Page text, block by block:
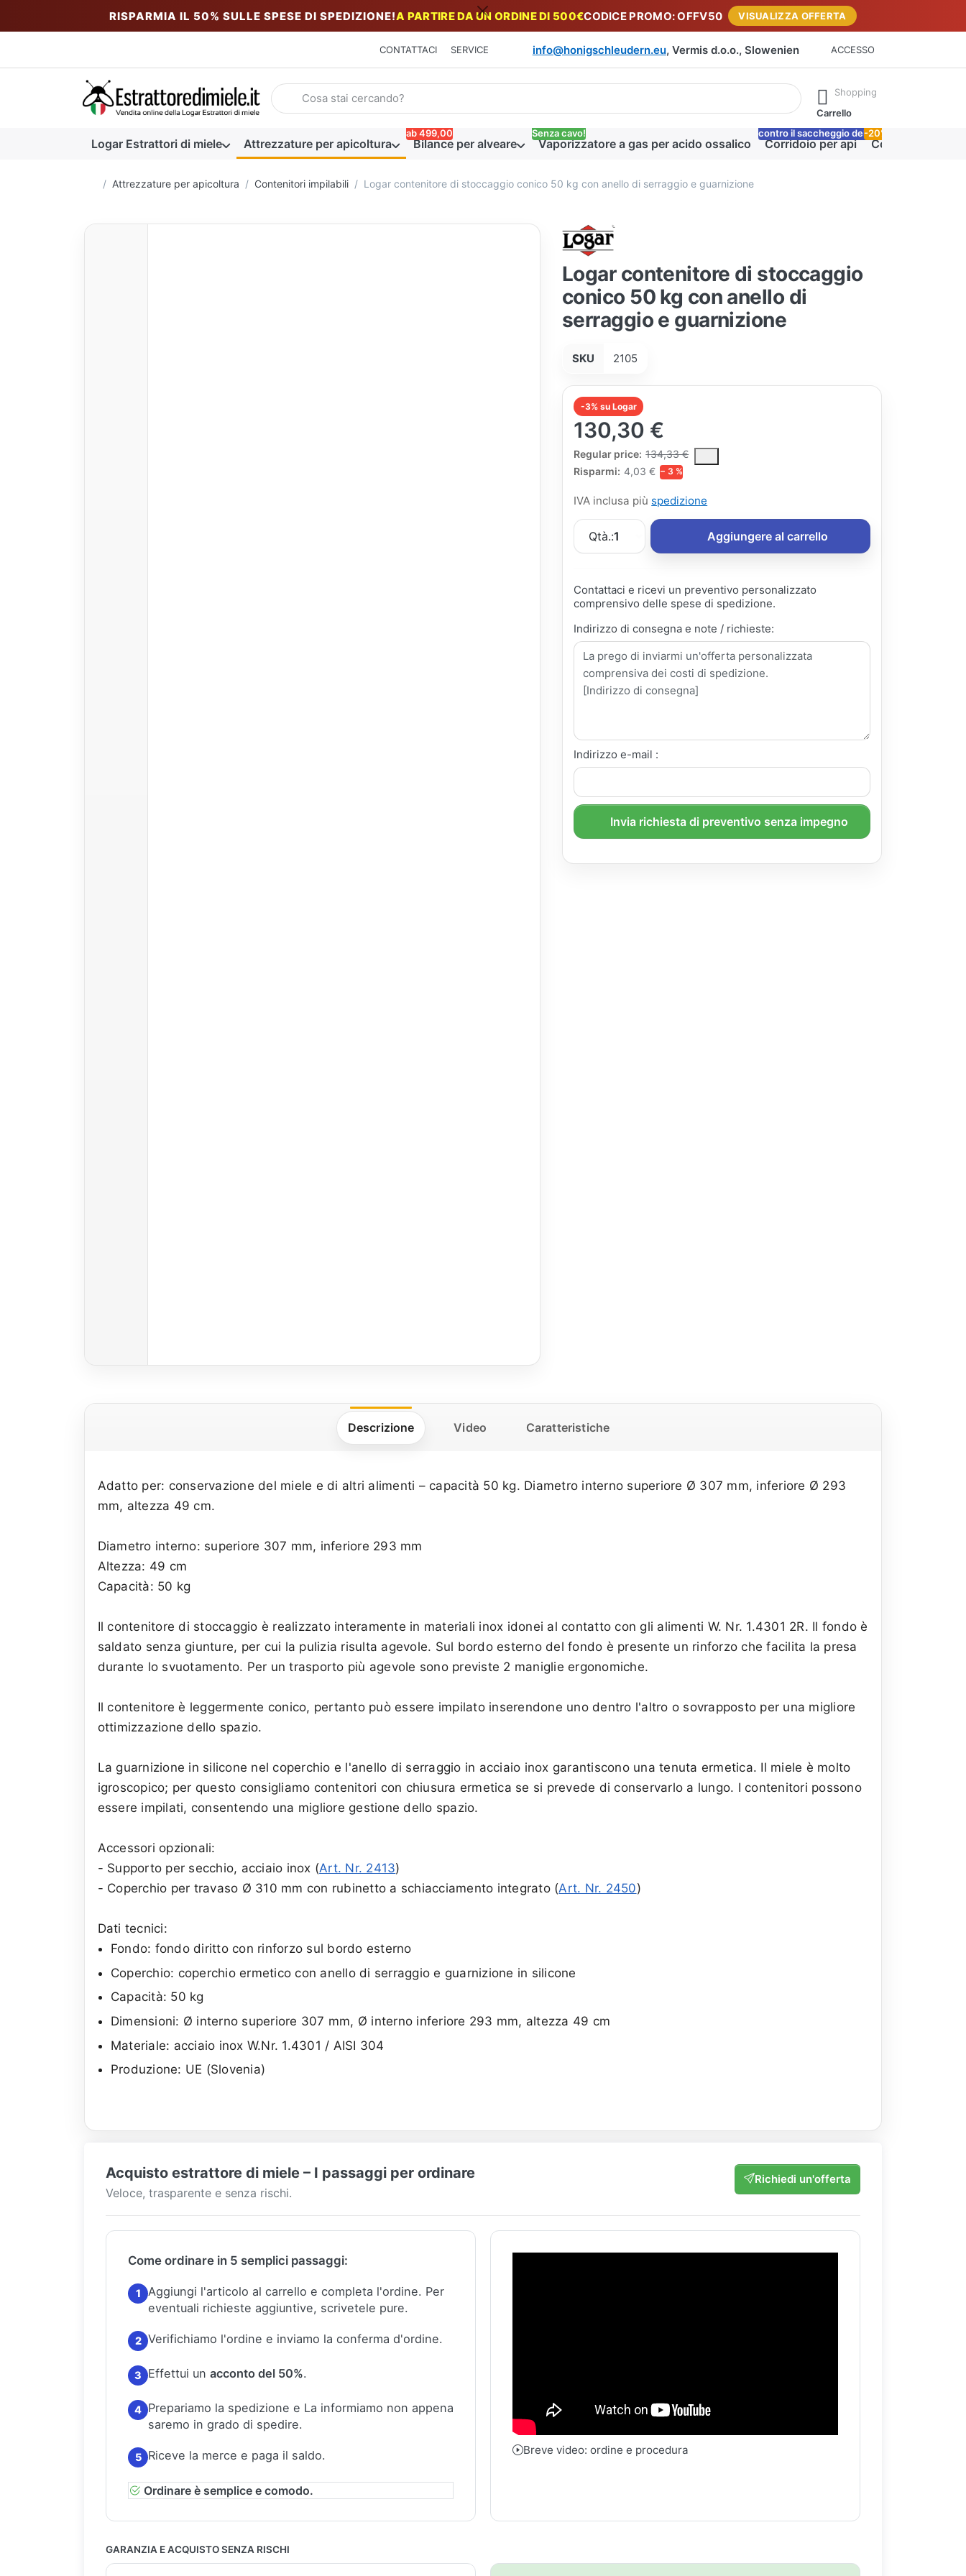
RISPARMIA IL 50% SULLE SPESE DI SPEDIZIONE!A PARTIRE DA UN ORDINE DI 500€CODICE PROMO: OFFV50 VISUALIZZA OFFERTA
CONTATTACI SERVICE info@honigschleudern.eu, Vermis d.o.o., Slowenien ACCESSO
Inserire un termine di ricerca. I primi risultati appaiono automaticamente durante la digitazione. Premere il tasto Invio per richiamare
Shopping
Carrello
Logar Estrattori di miele Attrezzature per apicoltura Bilance per alveare
ab 499,00
Vaporizzatore a gas per acido ossalico
Senza cavo!
Corridoio per api
contro il saccheggio delle api
Coperta miele
-20%
Homepage
Attrezzature per apicoltura Contenitori impilabili Logar contenitore di stoccaggio conico 50 kg con anello di serraggio e guarnizione
Logar contenitore di stoccaggio
conico 50 kg con anello di
serraggio e guarnizione
SKU 2105
-3% su Logar
130,30 €
Regular price: 134,33 €
The Regular Price is the median selling price paid by customers for a product,
Risparmi: 4,03 € − 3 %
IVA inclusa più spedizione
Qtà.:1 Aggiungere al carrello
Contattaci e ricevi un preventivo personalizzato
comprensivo delle spese di spedizione.
Indirizzo di consegna e note / richieste:
Indirizzo e-mail :
Invia richiesta di preventivo senza impegno
Descrizione Video Caratteristiche
Adatto per: conservazione del miele e di altri alimenti – capacità 50 kg. Diametro interno superiore Ø 307 mm, inferiore Ø 293
mm, altezza 49 cm.
Diametro interno: superiore 307 mm, inferiore 293 mm
Altezza: 49 cm
Capacità: 50 kg
Il contenitore di stoccaggio è realizzato interamente in materiali inox idonei al contatto con gli alimenti W. Nr. 1.4301 2R. Il fondo è
saldato senza giunture, per cui la pulizia risulta agevole. Sul bordo esterno del fondo è presente un rinforzo che facilita la presa
durante lo svuotamento. Per un trasporto più agevole sono previste 2 maniglie ergonomiche.
Il contenitore è leggermente conico, pertanto può essere impilato inserendone uno dentro l'altro o sovrapposto per una migliore
ottimizzazione dello spazio.
La guarnizione in silicone nel coperchio e l'anello di serraggio in acciaio inox garantiscono una tenuta ermetica. Il miele è molto
igroscopico; per questo consigliamo contenitori con chiusura ermetica se si prevede di conservarlo a lungo. I contenitori possono
essere impilati, consentendo una migliore gestione dello spazio.
Accessori opzionali:
- Supporto per secchio, acciaio inox (Art. Nr. 2413)
- Coperchio per travaso Ø 310 mm con rubinetto a schiacciamento integrato (Art. Nr. 2450)
Dati tecnici:
Fondo: fondo diritto con rinforzo sul bordo esterno
Coperchio: coperchio ermetico con anello di serraggio e guarnizione in silicone
Capacità: 50 kg
Dimensioni: Ø interno superiore 307 mm, Ø interno inferiore 293 mm, altezza 49 cm
Materiale: acciaio inox W.Nr. 1.4301 / AISI 304
Produzione: UE (Slovenia)
Acquisto estrattore di miele – I passaggi per ordinare
Veloce, trasparente e senza rischi.
Richiedi un'offerta
Come ordinare in 5 semplici passaggi:
1 Aggiungi l'articolo al carrello e completa l'ordine. Per
eventuali richieste aggiuntive, scrivetele pure.
2 Verifichiamo l'ordine e inviamo la conferma d'ordine.
3 Effettui un acconto del 50%.
4 Prepariamo la spedizione e La informiamo non appena
saremo in grado di spedire.
5 Riceve la merce e paga il saldo.
Ordinare è semplice e comodo.
Breve video: ordine e procedura
GARANZIA E ACQUISTO SENZA RISCHI